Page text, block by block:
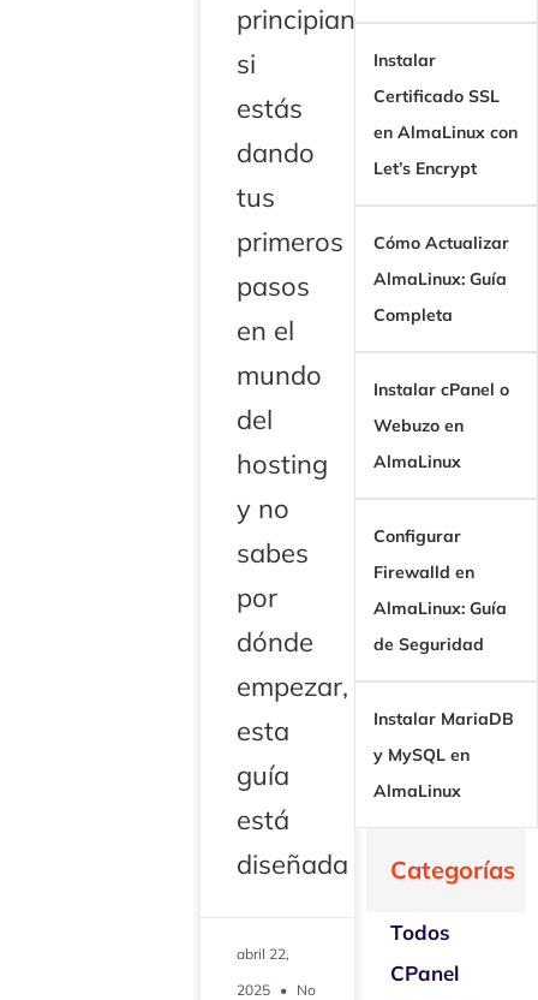
principiantes:
si
estás
dando
tus
primeros
pasos
en el
mundo
del
hosting
y no
sabes
por
dónde
empezar,
esta
guía
está
diseñada
abril 22,
2025
No
Instalar
Certificado SSL
en AlmaLinux con
Let’s Encrypt
Cómo Actualizar
AlmaLinux: Guía
Completa
Instalar cPanel o
Webuzo en
AlmaLinux
Configurar
Firewalld en
AlmaLinux: Guía
de Seguridad
Instalar MariaDB
y MySQL en
AlmaLinux
Categorías
Todos
CPanel